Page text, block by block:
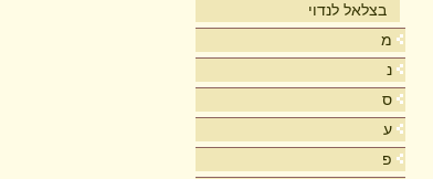
בצלאל לנדוי
מ
נ
ס
ע
פ